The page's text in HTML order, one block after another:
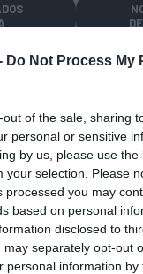
Do Not Process My
out of the sale, sharing
personal or sensitive
by us, please use the
your selection. Please
processed you may
based on personal
disclosed to
may separately opt-out
personal information
3ª
DIVISÃO